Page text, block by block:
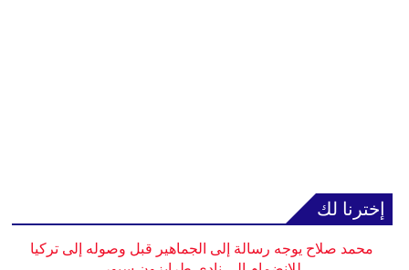
إخترنا لك
محمد صلاح يوجه رسالة إلى الجماهير قبل وصوله إلى تركيا